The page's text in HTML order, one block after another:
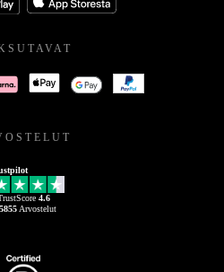
4.6
Arvostelut